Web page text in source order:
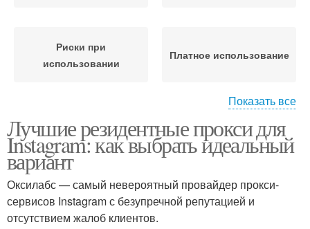
Риски при
использовании
Платное использование
использованию
Показать все
Лучшие резидентные прокси для
Instagram: как выбрать идеальный
вариант
Оксилабс — самый невероятный провайдер прокси-
сервисов Instagram с безупречной репутацией и
отсутствием жалоб клиентов.